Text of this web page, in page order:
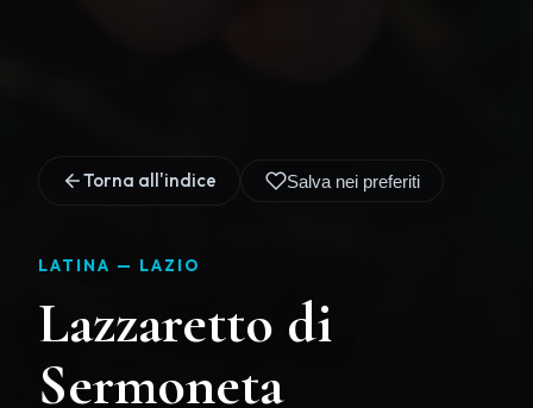
Torna all'indice Salva nei preferiti
LATINA — LAZIO
Lazzaretto di
Sermoneta